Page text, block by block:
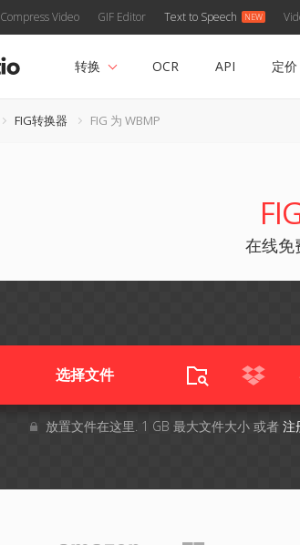
Compress Video GIF Editor Text to Speech
转换 OCR API 定价
FIG转换器 FIG 为 WBMP
在线免
选择文件
放置文件在这里. 1 GB 最大文件大小 或者 注